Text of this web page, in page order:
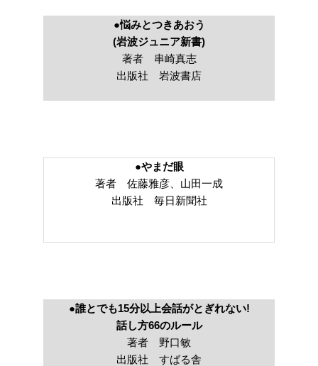
●悩みとつきあおう
(岩波ジュニア新書)
著者 串崎真志
出版社 岩波書店
●やまだ眼
著者 佐藤雅彦、山田一成
出版社 毎日新聞社
●誰とでも15分以上会話がとぎれない!
話し方66のルール
著者 野口敏
出版社 すばる舎